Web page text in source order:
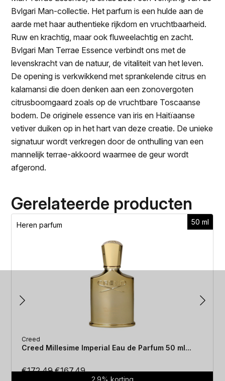
Bvlgari Man-collectie. Het parfum is een hulde aan de
aarde met haar authentieke rijkdom en vruchtbaarheid.
Ruw en krachtig, maar ook fluweelachtig en zacht.
Bvlgari Man Terrae Essence verbindt ons met de
levenskracht van de natuur, de vitaliteit van het leven.
De opening is verkwikkend met sprankelende citrus en
kalamansi die doen denken aan een zonovergoten
citrusboomgaard zoals op de vruchtbare Toscaanse
bodem. De originele essence van iris en Haitïaanse
vetiver duiken op in het hart van deze creatie. De unieke
signatuur wordt verkregen door de onthulling van een
mannelijk terrae-akkoord waarmee de geur wordt
afgerond.
Gerelateerde producten
50 ml
Heren parfum
Creed
Creed Millesime Imperial Eau de Parfum 50 ml...
€172.49Oorspronkelijke
€167.49Huidige
2.9% korting